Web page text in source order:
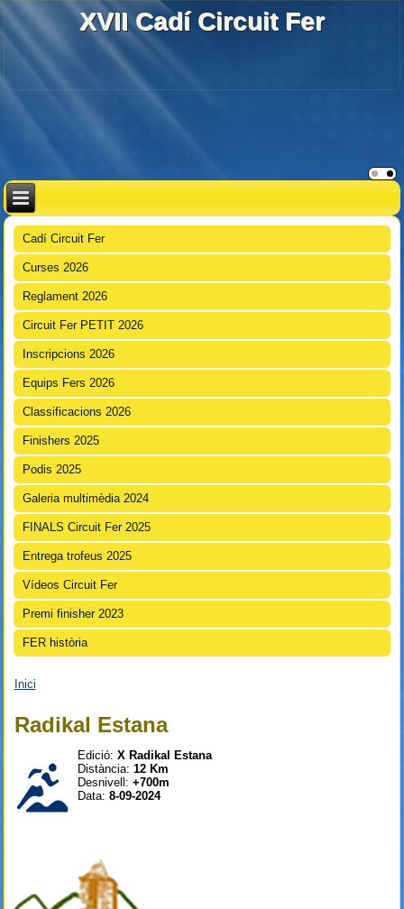
XVII Cadí Circuit Fer
Cadí Circuit Fer
Curses 2026
Reglament 2026
Circuit Fer PETIT 2026
Inscripcions 2026
Equips Fers 2026
Classificacions 2026
Finishers 2025
Podis 2025
Galeria multimèdia 2024
FINALS Circuit Fer 2025
Entrega trofeus 2025
Vídeos Circuit Fer
Premi finisher 2023
FER història
Inici
Radikal Estana
Edició:X Radikal Estana
Distància:12 Km
Desnivell:+700m
Data:8-09-2024